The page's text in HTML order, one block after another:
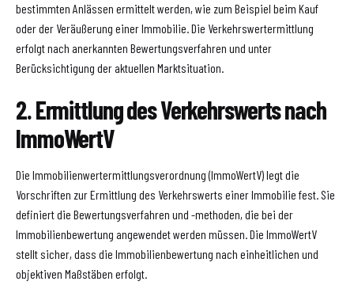
bestimmten Anlässen ermittelt werden, wie zum Beispiel beim Kauf
oder der Veräußerung einer Immobilie. Die Verkehrswertermittlung
erfolgt nach anerkannten Bewertungsverfahren und unter
Berücksichtigung der aktuellen Marktsituation.
2. Ermittlung des Verkehrswerts nach
ImmoWertV
Die Immobilienwertermittlungsverordnung (ImmoWertV) legt die
Vorschriften zur Ermittlung des Verkehrswerts einer Immobilie fest. Sie
definiert die Bewertungsverfahren und -methoden, die bei der
Immobilienbewertung angewendet werden müssen. Die ImmoWertV
stellt sicher, dass die Immobilienbewertung nach einheitlichen und
objektiven Maßstäben erfolgt.